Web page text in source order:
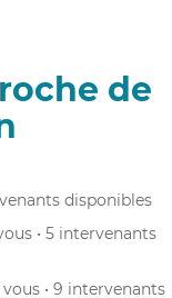
de
disponibles
• 5 intervenants
vous • 9 intervenants